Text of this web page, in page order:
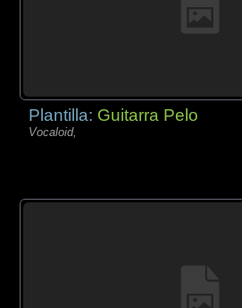
Plantilla: Guitarra Pelo
Vocaloid,